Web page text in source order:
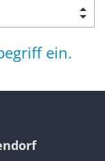
ein.